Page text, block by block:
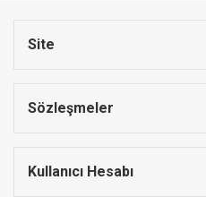
Site
Sözleşmeler
Kullanıcı Hesabı